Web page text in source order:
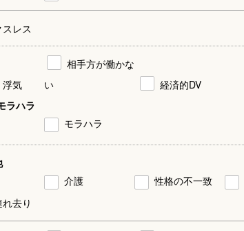
レス
浮気
相手方が働かな
い
経済的DV
ラハラ
モラハラ
介護 性格の不一致
去り